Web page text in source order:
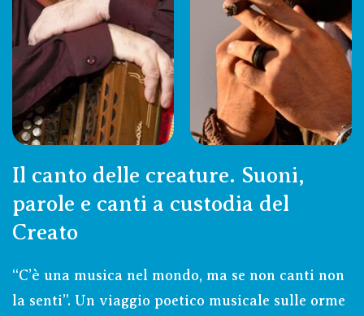
SCOPRI
Il canto delle creature. Suoni,
parole e canti a custodia del
Creato
“C’è una musica nel mondo, ma se non canti non
la senti”. Un viaggio poetico musicale sulle orme